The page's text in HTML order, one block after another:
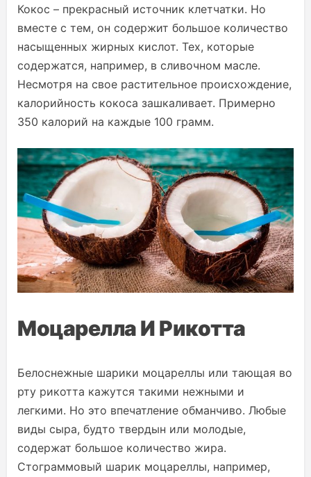
Кокос – прекрасный источник клетчатки. Но
вместе с тем, он содержит большое количество
насыщенных жирных кислот. Тех, которые
содержатся, например, в сливочном масле.
Несмотря на свое растительное происхождение,
калорийность кокоса зашкаливает. Примерно
350 калорий на каждые 100 грамм.
Моцарелла И Рикотта
Белоснежные шарики моцареллы или тающая во
рту рикотта кажутся такими нежными и
легкими. Но это впечатление обманчиво. Любые
виды сыра, будто твердын или молодые,
содержат большое количество жира.
Стограммовый шарик моцареллы, например,